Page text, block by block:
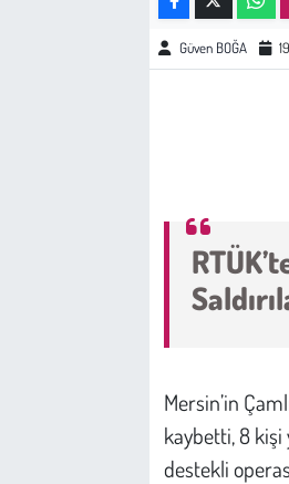
Güven BOĞA
Mersin’in
kaybetti, 8 kişi
destekli